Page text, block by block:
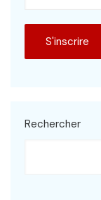
Rechercher